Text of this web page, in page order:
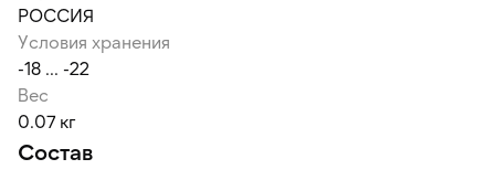
РОССИЯ
Условия хранения
-18 ... -22
Вес
0.07 кг
Состав